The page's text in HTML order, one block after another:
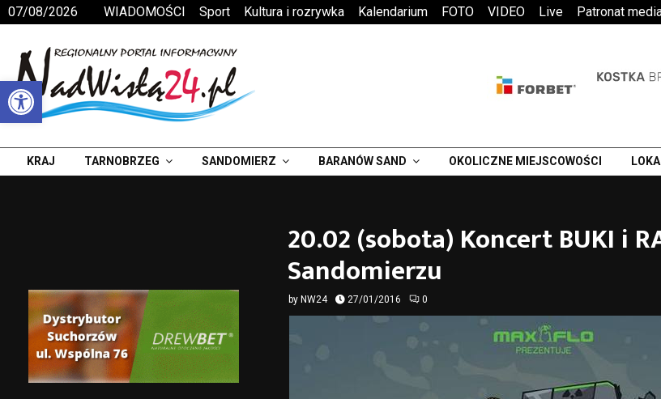
Otwórz pasek narzędzi
07/08/2026 WIADOMOŚCI Sport Kultura i rozrywka Kalendarium FOTO VIDEO Live Patronat
KRAJ TARNOBRZEG SANDOMIERZ BARANÓW SAND OKOLICZNE MIEJSCOWOŚCI
20.02 (sobota) Koncert BUKI i
Sandomierzu
by NW24 27/01/2016 0